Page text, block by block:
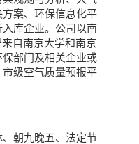
案、环保信息化平
库企业。公司以南
自南京大学和南京
部门及相关企业或
级空气质量预报平
朝九晚五、法定节